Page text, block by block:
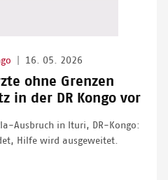
16. 05. 2026
ohne Grenzen
in der DR Kongo vor
Ausbruch in Ituri, DR-Kongo:
Hilfe wird ausgeweitet.